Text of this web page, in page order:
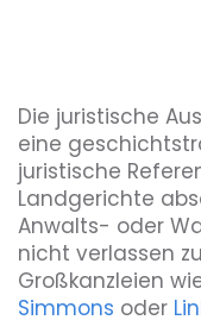
Die juristische
eine
juristische
Landgerichte
Anwalts- oder
nicht verlassen
Großkanzleien
Simmons oder